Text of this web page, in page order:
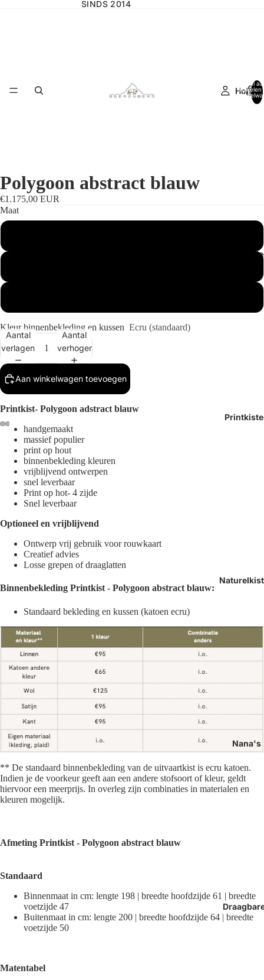
SINDS 2014
Home
Nana's
Totaal
artikelen
Afbeelding
openen
volledig
scherm
Afbeelding
openen
volledig
scherm
Afbeelding
openen
volledig
scherm
Afbeelding
openen
volledig
scherm
Polygoon abstract blauw
€1.175,00 EUR
Maat
Kleur binnenbekleding en kussen Ecru (standaard)
Aantal
verlagen
Aantal
verhogen
Aan winkelwagen toevoegen
Printkist- Polygoon adstract blauw
handgemaakt
massief populier
print op hout
binnenbekleding kleuren
vrijblijvend ontwerpen
snel leverbaar
Print op hot- 4 zijde
Snel leverbaar
Optioneel en vrijblijvend
Ontwerp vrij gebruik voor rouwkaart
Creatief advies
Losse grepen of draaglatten
Binnenbekleding Printkist - Polygoon abstract blauw:
Standaard bekleding en kussen (katoen ecru)
** De standaard binnenbekleding van de uitvaartkist is ecru katoen.
Indien je de voorkeur geeft aan een andere stofsoort of kleur, geldt
hiervoor een meerprijs. In overleg zijn combinaties in materialen en
kleuren mogelijk.
Afmeting Printkist - Polygoon abstract blauw
Standaard
Binnenmaat in cm: lengte 198 | breedte hoofdzijde 61 | breedte
voetzijde 47
Buitenmaat in cm: lengte 200 | breedte hoofdzijde 64 | breedte
voetzijde 50
Matentabel